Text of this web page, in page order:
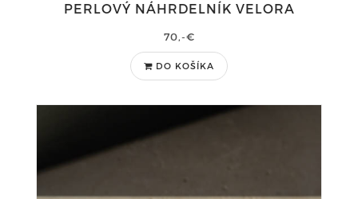
PERLOVÝ NÁHRDELNÍK VELORA
70,-€
DO KOŠÍKA